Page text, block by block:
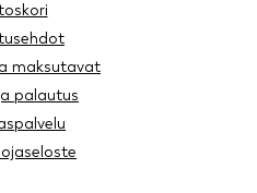
maksutavat
palautus